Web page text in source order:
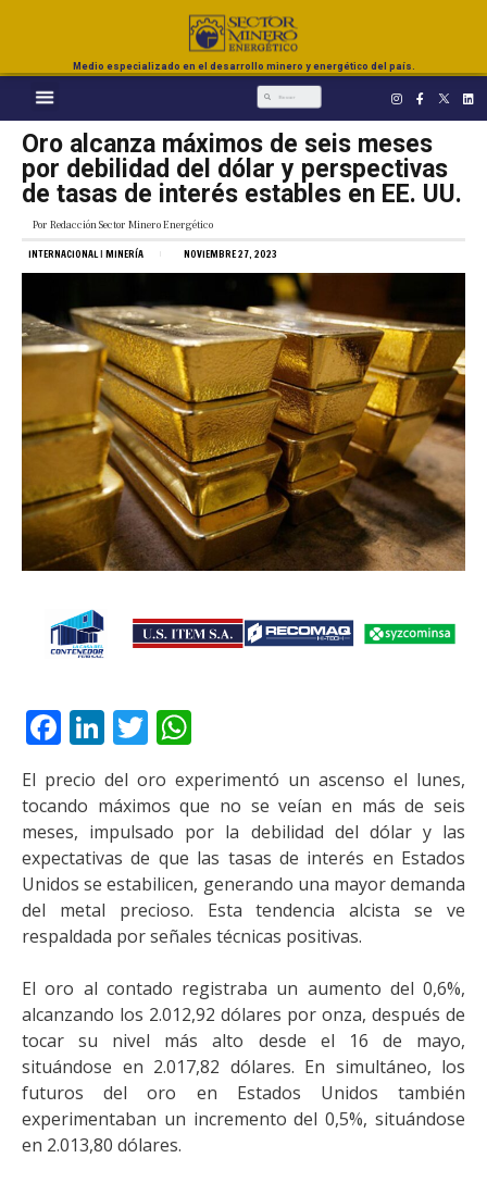
Medio especializado en el desarrollo minero y energético del país.
Oro alcanza máximos de seis meses
por debilidad del dólar y perspectivas
de tasas de interés estables en EE. UU.
Por Redacción Sector Minero Energético
INTERNACIONAL| MINERÍA NOVIEMBRE 27, 2023
Facebook
LinkedIn
Twitter
El precio del oro experimentó un ascenso el lunes,
tocando máximos que no se veían en más de seis
meses, impulsado por la debilidad del dólar y las
expectativas de que las tasas de interés en Estados
Unidos se estabilicen, generando una mayor demanda
del metal precioso. Esta tendencia alcista se ve
respaldada por señales técnicas positivas.
El oro al contado registraba un aumento del 0,6%,
alcanzando los 2.012,92 dólares por onza, después de
tocar su nivel más alto desde el 16 de mayo,
situándose en 2.017,82 dólares. En simultáneo, los
futuros del oro en Estados Unidos también
experimentaban un incremento del 0,5%, situándose
en 2.013,80 dólares.